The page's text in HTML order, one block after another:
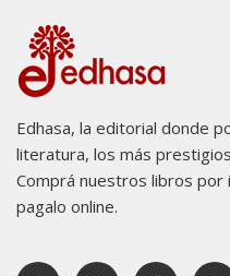
Edhasa, la editorial donde
literatura, los más
Comprá nuestros libros
pagalo online.